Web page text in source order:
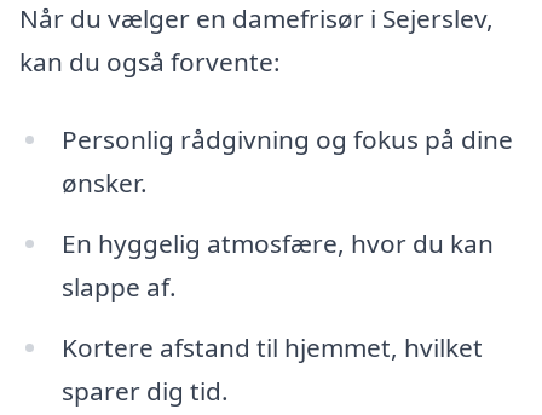
Når du vælger en damefrisør i Sejerslev,
kan du også forvente:
Personlig rådgivning og fokus på dine
ønsker.
En hyggelig atmosfære, hvor du kan
slappe af.
Kortere afstand til hjemmet, hvilket
sparer dig tid.